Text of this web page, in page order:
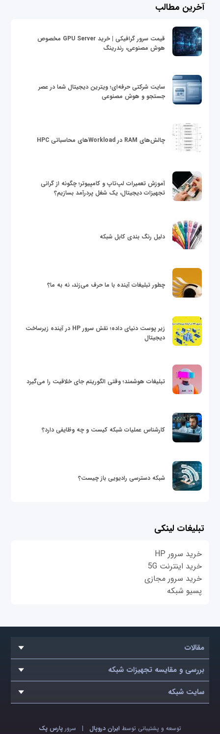
آخرین مطالب
قیمت سرور گرافیکی | خرید GPU Server مخصوص
هوش مصنوعی، رندرینگ
سایت شرکتی حرفه‌ای؛ ویترین دیجیتال شما در عصر
جستجو و هوش مصنوعی
چالش‌های RAM در Workloadهای محاسباتی HPC
آموزش تعمیرات لپ‌تاپ و کامپیوتر؛ چگونه از گرانی
تجهیزات دیجیتال، یک شغل پردرآمد بسازیم؟
دلیل رنگ بندی کابل شبکه
چطور تبلیغات آینده با ما حرف می‌زند، نه به ما؟
زیر پوست دنیای داده؛ نقش سرور HP در آینده زیرساخت
دیجیتال
تبلیغات هوشمند؛ وقتی الگوریتم جای خلاقیت را می‌گیرد
کارشناس عملیات شبکه کیست و چه وظایفی دارد؟
شبکه دسترسی رادیویی باز چیست؟
تبلیغات لینکی
خرید سرور HP
خرید اینترنت 5G
خرید سرور مجازی
پسیو شبکه
مقالات
بررسی و مقایسه تجهیزات شبکه
سایت شبکه
توسعه و پشتیبانی توسط ایران دروپال| سرور پارس پک